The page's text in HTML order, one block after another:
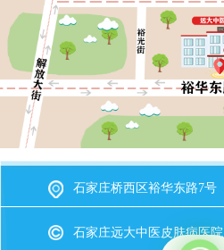
石家庄桥西区裕华东路7号
石家庄远大中医皮肤病医院